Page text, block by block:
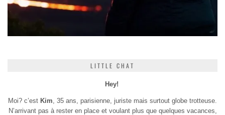
LITTLE CHAT
Hey!
Moi? c’est Kim, 35 ans, parisienne, juriste mais surtout globe trotteuse.
N’arrivant pas à rester en place et voulant plus que quelques vacances,